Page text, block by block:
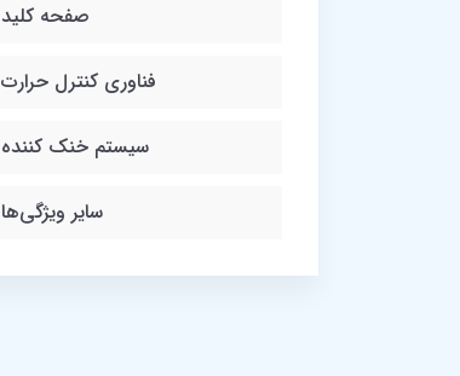
صفحه کلید
فناوری کنترل حرارت
سیستم خنک کننده
سایر ویژگی‌ها